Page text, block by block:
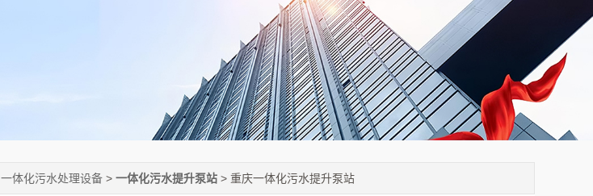
一体化污水处理设备 > 一体化污水提升泵站 > 重庆一体化污水提升泵站